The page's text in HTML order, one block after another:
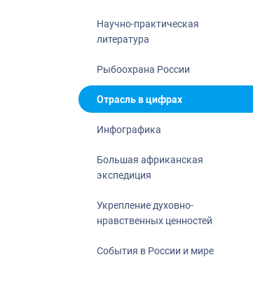
Научно-практическая
литература
Рыбоохрана России
Отрасль в цифрах
Инфографика
Большая африканская
экспедиция
Укрепление духовно-
нравственных ценностей
События в России и мире